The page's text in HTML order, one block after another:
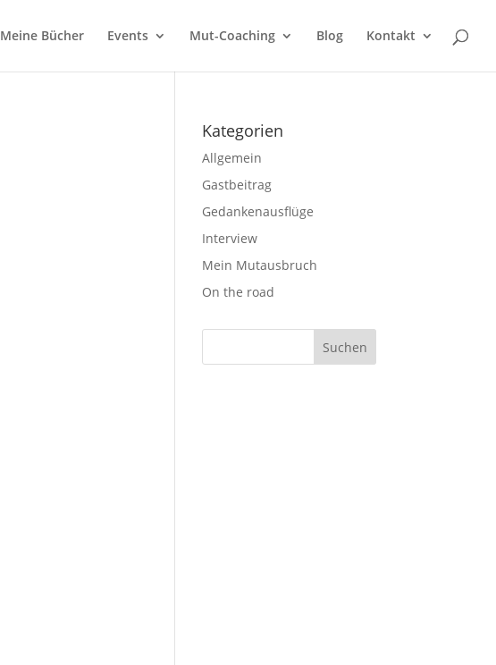
Meine Bücher Events Mut-Coaching Blog Kontakt
Kategorien
Allgemein
Gastbeitrag
Gedankenausflüge
Interview
Mein Mutausbruch
On the road